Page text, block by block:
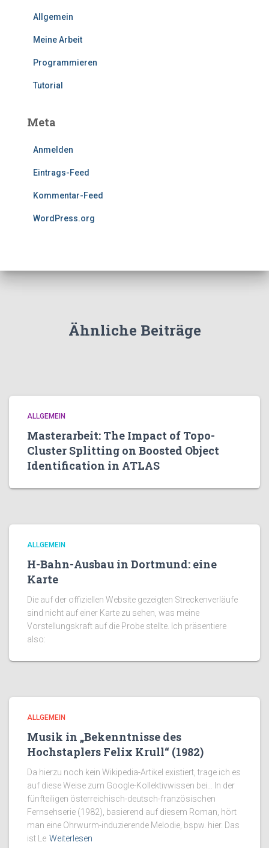
Allgemein
Meine Arbeit
Programmieren
Tutorial
Meta
Anmelden
Eintrags-Feed
Kommentar-Feed
WordPress.org
Ähnliche Beiträge
ALLGEMEIN
Masterarbeit: The Impact of Topo-
Cluster Splitting on Boosted Object
Identification in ATLAS
ALLGEMEIN
H-Bahn-Ausbau in Dortmund: eine
Karte
Die auf der offiziellen Website gezeigten Streckenverläufe
sind nicht auf einer Karte zu sehen, was meine
Vorstellungskraft auf die Probe stellte. Ich präsentiere
also:
ALLGEMEIN
Musik in „Bekenntnisse des
Hochstaplers Felix Krull“ (1982)
Da hierzu noch kein Wikipedia-Artikel existiert, trage ich es
auf diese Weise zum Google-Kollektivwissen bei… In der
fünfteiligen österreichisch-deutsch-französischen
Fernsehserie (1982), basierend auf diesem Roman, hört
man eine Ohrwurm-induzierende Melodie, bspw. hier. Das
ist Le Weiterlesen